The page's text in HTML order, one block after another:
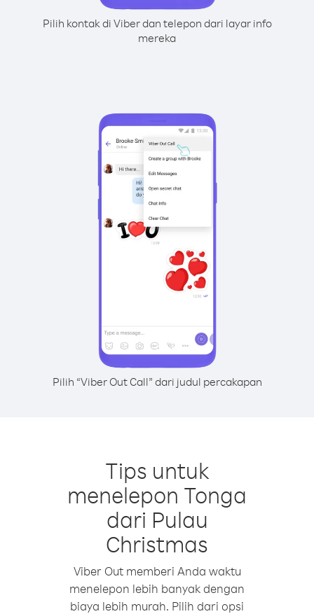
Pilih kontak di Viber dan telepon dari layar info
mereka
Pilih “Viber Out Call” dari judul percakapan
Tips untuk
menelepon Tonga
dari Pulau
Christmas
Viber Out memberi Anda waktu
menelepon lebih banyak dengan
biaya lebih murah. Pilih dari opsi